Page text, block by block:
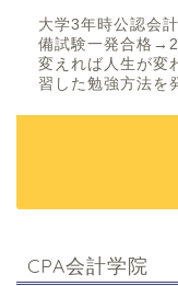
大学3年時公認会
備試験一発合格
変えれば人生が変
習した勉強方法を
CPA会計学院